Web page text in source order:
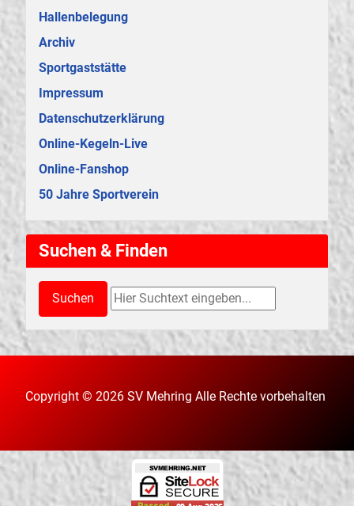
Hallenbelegung
Archiv
Sportgaststätte
Impressum
Datenschutzerklärung
Online-Kegeln-Live
Online-Fanshop
50 Jahre Sportverein
Suchen & Finden
Suchen
Suchen & Finden
Copyright © 2026 SV Mehring Alle Rechte vorbehalten